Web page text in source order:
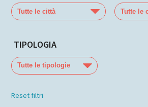
Tutte
le
città
Tutte
le
categorie
TIPOLOGIA
Tutte
le
tipologie
Reset filtri